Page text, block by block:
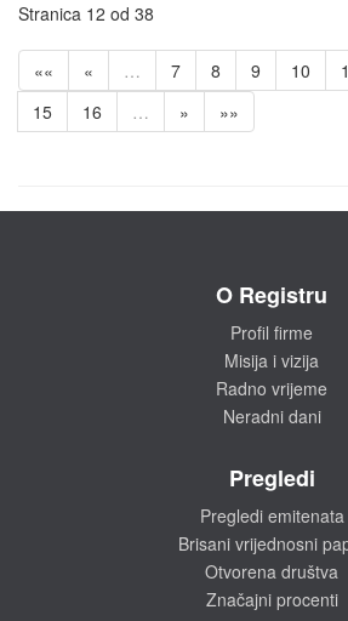
Stranica 12 od 38
«« « … 7 8 9 10
15
16 … » »»
O Registru
Profil firme
Misija i vizija
Radno vrijeme
Neradni dani
Pregledi
Pregledi emitenata
Brisani vrijednosni
Otvorena društva
Značajni procenti